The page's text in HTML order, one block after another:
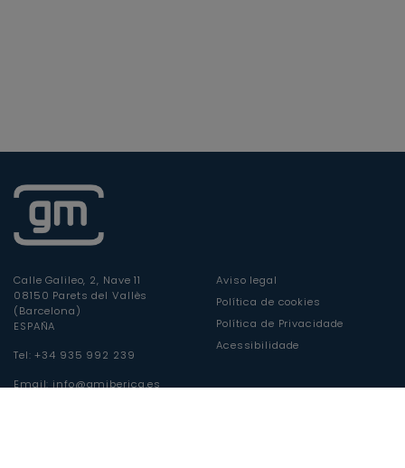
Calle Galileo, 2, Nave 11
08150 Parets del Vallès
(Barcelona)
ESPAÑA
Tel: +34 935 992 239
Email: info@gmiberica.es
Aviso legal
Política de cookies
Política de Privacidade
Acessibilidade